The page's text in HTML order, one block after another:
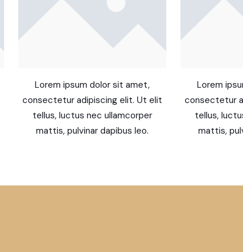
Lorem ipsum dolor sit amet,
consectetur adipiscing elit. Ut elit
tellus, luctus nec ullamcorper
mattis, pulvinar dapibus leo.
Lorem
consectetur
tellus,
mattis,